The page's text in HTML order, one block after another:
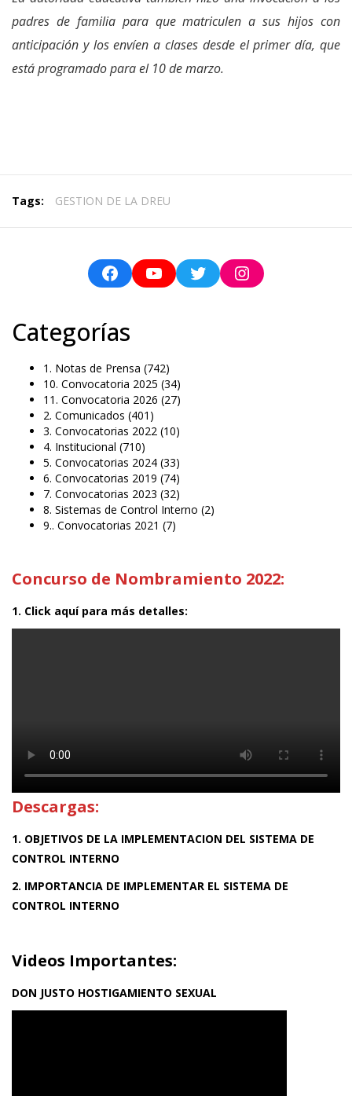
padres de familia para que matriculen a sus hijos con
anticipación y los envíen a clases desde el primer día, que
está programado para el 10 de marzo.
Tags: GESTION DE LA DREU
Categorías
1. Notas de Prensa (742)
10. Convocatoria 2025 (34)
11. Convocatoria 2026 (27)
2. Comunicados (401)
3. Convocatorias 2022 (10)
4. Institucional (710)
5. Convocatorias 2024 (33)
6. Convocatorias 2019 (74)
7. Convocatorias 2023 (32)
8. Sistemas de Control Interno (2)
9.. Convocatorias 2021 (7)
Concurso de Nombramiento 2022:
1. Click aquí para más detalles:
Descargas:
1. OBJETIVOS DE LA IMPLEMENTACION DEL SISTEMA DE
CONTROL INTERNO
2. IMPORTANCIA DE IMPLEMENTAR EL SISTEMA DE
CONTROL INTERNO
Videos Importantes:
DON JUSTO HOSTIGAMIENTO SEXUAL